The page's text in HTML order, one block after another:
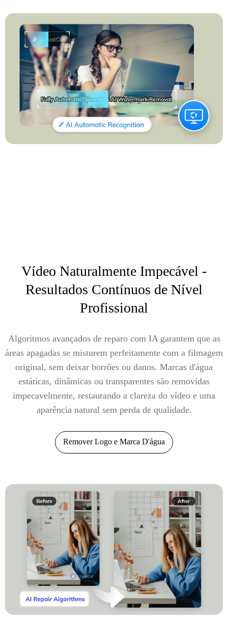
Vídeo Naturalmente Impecável -
Resultados Contínuos de Nível
Profissional
Algoritmos avançados de reparo com IA garantem que as
áreas apagadas se misturem perfeitamente com a filmagem
original, sem deixar borrões ou danos. Marcas d'água
estáticas, dinâmicas ou transparentes são removidas
impecavelmente, restaurando a clareza do vídeo e uma
aparência natural sem perda de qualidade.
Remover Logo e Marca D'água